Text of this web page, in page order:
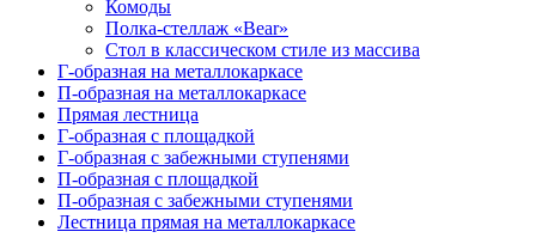
Комоды
Полка-стеллаж «Bear»
Стол в классическом стиле из массива
Г-образная на металлокаркасе
П-образная на металлокаркасе
Прямая лестница
Г-образная с площадкой
Г-образная с забежными ступенями
П-образная с площадкой
П-образная с забежными ступенями
Лестница прямая на металлокаркасе